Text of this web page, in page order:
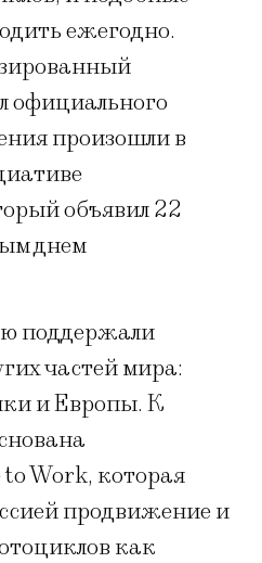
ежегодно.
официального
произошли в
объявил 22
днем
поддержали
частей мира:
и Европы. К
Work, которая
продвижение и
как